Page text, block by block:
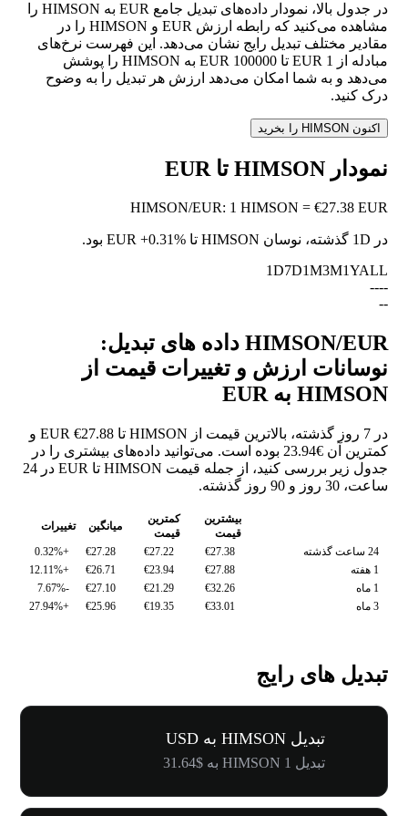
در جدول بالا، نمودار داده‌های تبدیل جامع EUR به HIMSON را
مشاهده می‌کنید که رابطه ارزش EUR و HIMSON را در
مقادیر مختلف تبدیل رایج نشان می‌دهد. این فهرست نرخ‌های
مبادله از 1 EUR تا 100000 EUR به HIMSON را پوشش
می‌دهد و به شما امکان می‌دهد ارزش هر تبدیل را به وضوح
درک کنید.
اکنون HIMSON را بخرید
نمودار HIMSON تا EUR
HIMSON/EUR: 1 HIMSON = €27.38 EUR
در 1D گذشته، نوسان HIMSON تا EUR +0.31%
بود.
1D7D1M3M1YALL
--
--
--
HIMSON/EUR داده های تبدیل:
نوسانات ارزش و تغییرات قیمت از
HIMSON به EUR
در 7 روز گذشته، بالاترین قیمت از HIMSON تا EUR €27.88 و
کمترین آن €23.94 بوده است. می‌توانید داده‌های بیشتری را در
جدول زیر بررسی کنید، از جمله قیمت HIMSON تا EUR در 24
ساعت، 30 روز و 90 روز گذشته.
بیشترین
قیمت
کمترین
قیمت
میانگین
تغییرات
24 ساعت گذشته
€27.38
€27.22
€27.28
+0.32%
1 هفته
€27.88
€23.94
€26.71
+12.11%
1 ماه
€32.26
€21.29
€27.10
-7.67%
3 ماه
€33.01
€19.35
€25.96
+27.94%
تبدیل های رایج
تبدیل HIMSON به USD
تبدیل 1 HIMSON به $31.64